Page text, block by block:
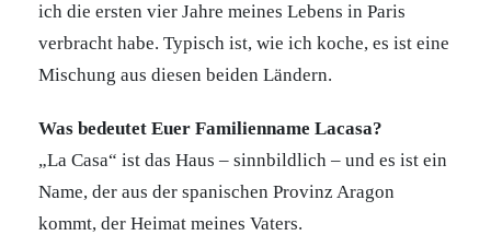
ich die ersten vier Jahre meines Lebens in Paris
verbracht habe. Typisch ist, wie ich koche, es ist eine
Mischung aus diesen beiden Ländern.
Was bedeutet Euer Familienname Lacasa?
„La Casa“ ist das Haus – sinnbildlich – und es ist ein
Name, der aus der spanischen Provinz Aragon
kommt, der Heimat meines Vaters.